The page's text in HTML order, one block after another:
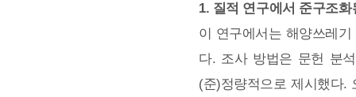
1. 질적 연구에서 준구조
이 연구에서는 해양쓰레
다. 조사 방법은 문헌 분
(준)정량적으로 제시했다.